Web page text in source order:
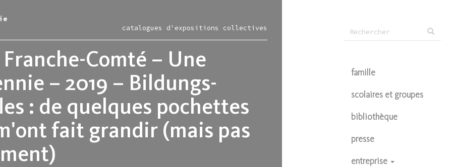
moment
murs
en région
en ligne
lefever
d'acquisitions
Formulaire
recherche
famille
scolaires et groupes
bibliothèque
presse
entreprise
catalogues d'expositions collectives
Franche-Comté – Une
– 2019 – Bildungs-
: de quelques pochettes
fait grandir (mais pas